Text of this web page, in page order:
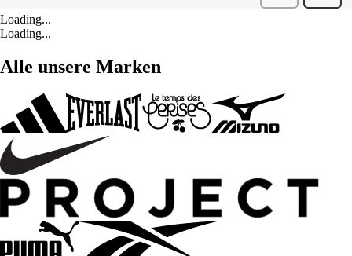
Loading...
Loading...
Alle unsere Marken